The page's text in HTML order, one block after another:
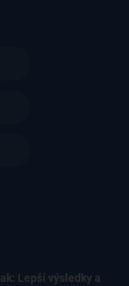
Lepší výsledky a